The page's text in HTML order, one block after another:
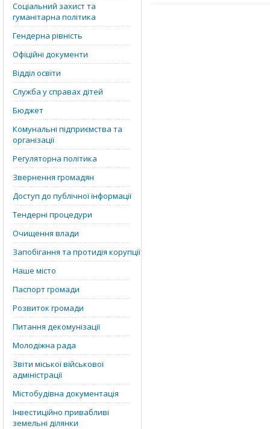
Соціальний захист та
гуманітарна політика
Гендерна рівність
Офіційні документи
Відділ освіти
Служба у справах дітей
Бюджет
Комунальні підприємства та
організації
Регуляторна політика
Звернення громадян
Доступ до публічної інформації
Тендерні процедури
Очищення влади
Запобігання та протидія корупції
Наше місто
Паспорт громади
Розвиток громади
Питання декомунізації
Молодіжна рада
Звіти міської військової
адміністрації
Містобудівна документація
Інвестиційно привабливі
земельні ділянки